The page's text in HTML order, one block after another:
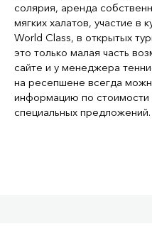
солярия, аренда
мягких халатов, участие в
World Class, в открытых
это только малая часть
сайте и у менеджера
на ресепшене всегда
информацию по стоимости
специальных предложений.